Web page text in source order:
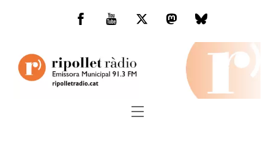
Facebook
You
TwitterMastodonBluesky
Menu